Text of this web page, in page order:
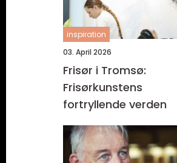
inspiration
03. April 2026
Frisør i Tromsø:
Frisørkunstens
fortryllende verden